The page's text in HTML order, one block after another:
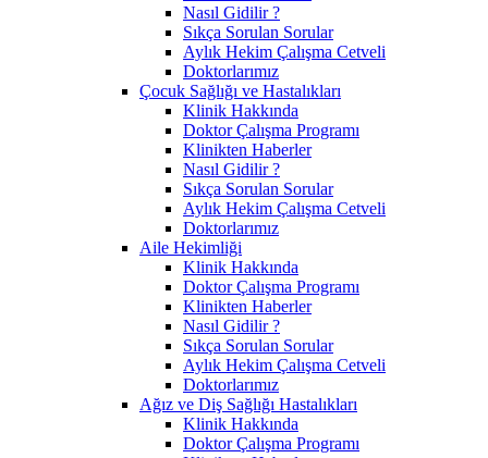
Nasıl Gidilir ?
Sıkça Sorulan Sorular
Aylık Hekim Çalışma Cetveli
Doktorlarımız
Çocuk Sağlığı ve Hastalıkları
Klinik Hakkında
Doktor Çalışma Programı
Klinikten Haberler
Nasıl Gidilir ?
Sıkça Sorulan Sorular
Aylık Hekim Çalışma Cetveli
Doktorlarımız
Aile Hekimliği
Klinik Hakkında
Doktor Çalışma Programı
Klinikten Haberler
Nasıl Gidilir ?
Sıkça Sorulan Sorular
Aylık Hekim Çalışma Cetveli
Doktorlarımız
Ağız ve Diş Sağlığı Hastalıkları
Klinik Hakkında
Doktor Çalışma Programı